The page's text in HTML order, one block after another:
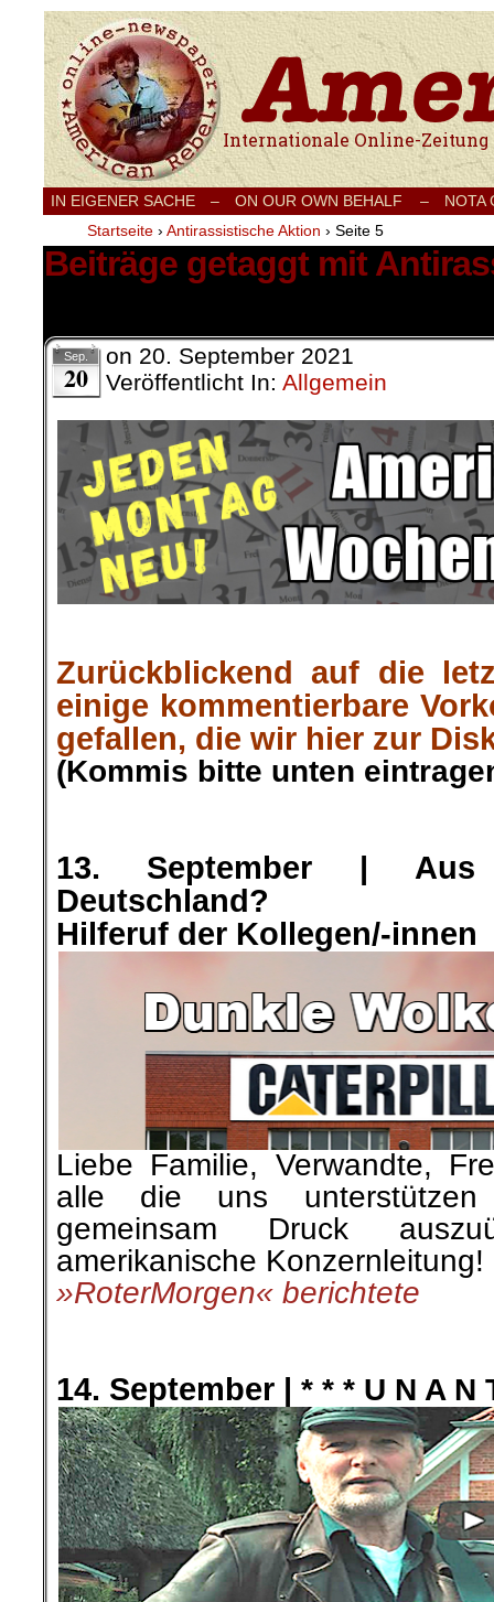
Internationale Onlinezeitung für Frieden,
IN EIGENER SACHE – ON OUR OWN BEHALF –
NOTA
Startseite › Antirassistische Aktion › Seite 5
Beiträge getaggt mit
Sep.
20
on 20. September 2021
Veröffentlicht In: Allgemein
Zurückblickend auf die
einige kommentierbare
gefallen, die wir hier zur
(Kommis bitte unten
13. September |
Deutschland?
Hilferuf der Kollegen/-innen
Liebe Familie, Verwandte,
alle die uns
gemeinsam Druck
amerikanische Konzernleitung!
»RoterMorgen« berichtete
14. September | * * * U N A N